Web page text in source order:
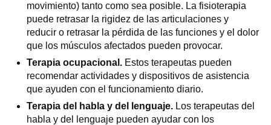
movimiento) tanto como sea posible. La fisioterapia
puede retrasar la rigidez de las articulaciones y
reducir o retrasar la pérdida de las funciones y el dolor
que los músculos afectados pueden provocar.
Terapia ocupacional. Estos terapeutas pueden
recomendar actividades y dispositivos de asistencia
que ayuden con el funcionamiento diario.
Terapia del habla y del lenguaje. Los terapeutas del
habla y del lenguaje pueden ayudar con los